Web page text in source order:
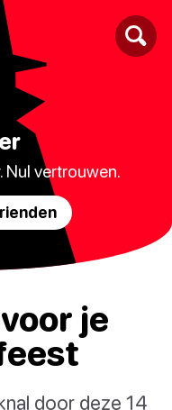
Nul vertrouwen.
je
door deze 14